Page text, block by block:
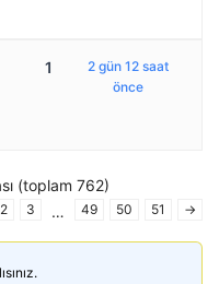
1
2 gün 12 saat
önce
(toplam 762)
2 3 … 49 50 51 →